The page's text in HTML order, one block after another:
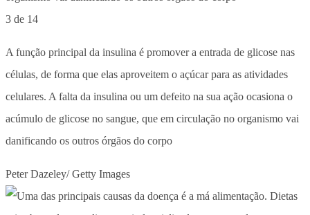
3 de 14
A função principal da insulina é promover a entrada de glicose nas
células, de forma que elas aproveitem o açúcar para as atividades
celulares. A falta da insulina ou um defeito na sua ação ocasiona o
acúmulo de glicose no sangue, que em circulação no organismo vai
danificando os outros órgãos do corpo
Peter Dazeley/ Getty Images